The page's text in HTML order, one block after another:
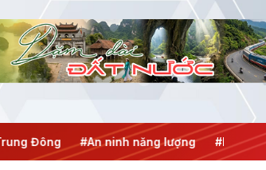
#An ninh năng lượng #Bảo vệ nền